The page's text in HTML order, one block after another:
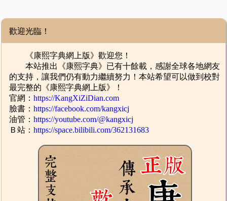
歡迎光臨！
《康熙字典網上版》歡迎您！
本站推出《康熙字典》已有十餘載，感謝全球各地網友
的支持，讓我們仍有動力繼續努力！本站希望可以做到校對
最完整的《康熙字典網上版》！
官網：https://KangXiZiDian.com
臉書：https://facebook.com/kangxicj
油管：https://youtube.com/@kangxicj
Ｂ站：https://space.bilibili.com/362131683